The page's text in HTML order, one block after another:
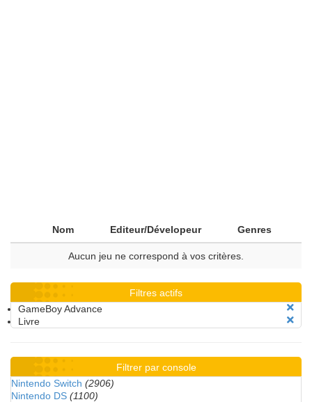
Nom Editeur/Dévelopeur Genres
Aucun jeu ne correspond à vos critères.
Filtres actifs
GameBoy Advance
Livre
Filtrer par console
Nintendo Switch (2906)
Nintendo DS (1100)